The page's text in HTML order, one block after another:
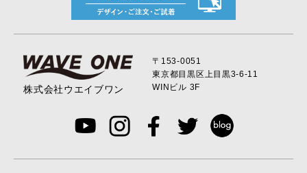
株式会社ウエイブワン
〒153-0051
東京都目黒区上目黒3-6-11
WINビル 3F